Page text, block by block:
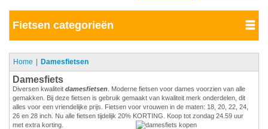
Fietsen categorieën
Home Damesfietsen
Damesfiets
Diversen kwaliteit damesfietsen . Moderne fietsen voor dames voorzien van alle
gemakken. Bij deze fietsen is gebruik gemaakt van kwaliteit merk onderdelen, dit
alles voor een vriendelijke prijs. Fietsen voor vrouwen in de maten: 18, 20, 22, 24,
26 en 28 inch. Nu alle fietsen tijdelijk 20% KORTING. Koop tot zondag 24.59 uur
met extra korting.